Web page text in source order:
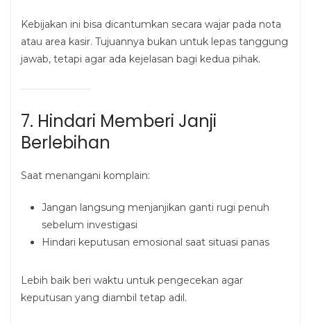
Kebijakan ini bisa dicantumkan secara wajar pada nota
atau area kasir. Tujuannya bukan untuk lepas tanggung
jawab, tetapi agar ada kejelasan bagi kedua pihak.
7. Hindari Memberi Janji
Berlebihan
Saat menangani komplain:
Jangan langsung menjanjikan ganti rugi penuh
sebelum investigasi
Hindari keputusan emosional saat situasi panas
Lebih baik beri waktu untuk pengecekan agar
keputusan yang diambil tetap adil.